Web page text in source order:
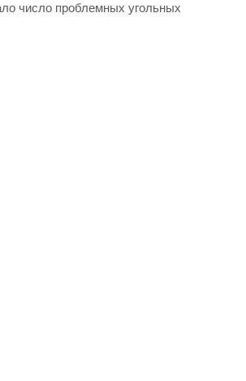
число проблемных угольных